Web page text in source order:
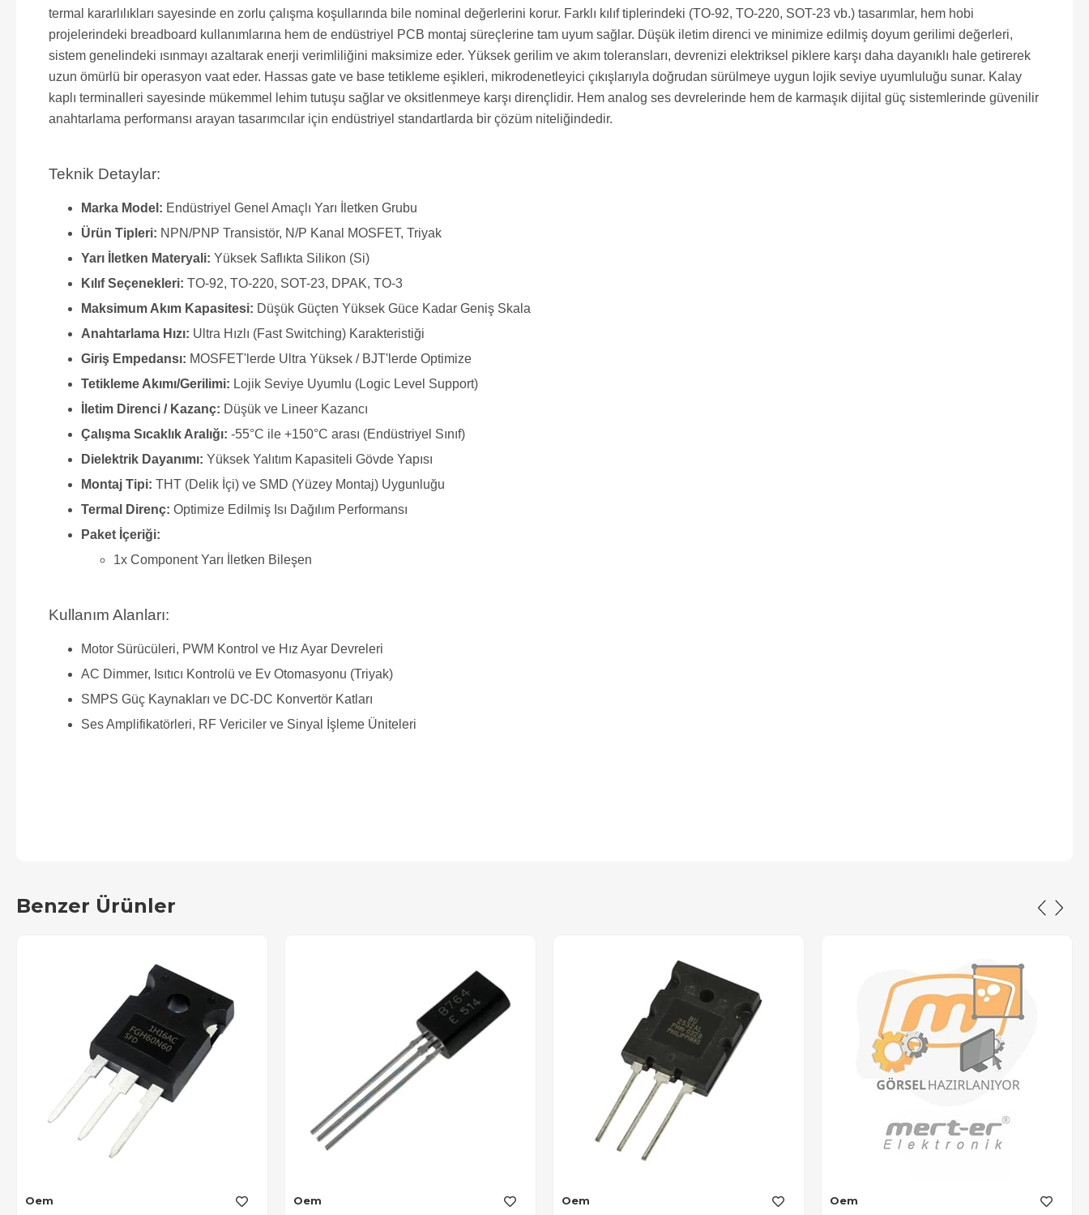
termal kararlılıkları sayesinde en zorlu çalışma koşullarında bile nominal değerlerini korur. Farklı kılıf tiplerindeki (TO-92, TO-220, SOT-23 vb.) tasarımlar, hem hobi
projelerindeki breadboard kullanımlarına hem de endüstriyel PCB montaj süreçlerine tam uyum sağlar. Düşük iletim direnci ve minimize edilmiş doyum gerilimi değerleri,
sistem genelindeki ısınmayı azaltarak enerji verimliliğini maksimize eder. Yüksek gerilim ve akım toleransları, devrenizi elektriksel piklere karşı daha dayanıklı hale getirerek
uzun ömürlü bir operasyon vaat eder. Hassas gate ve base tetikleme eşikleri, mikrodenetleyici çıkışlarıyla doğrudan sürülmeye uygun lojik seviye uyumluluğu sunar. Kalay
kaplı terminalleri sayesinde mükemmel lehim tutuşu sağlar ve oksitlenmeye karşı dirençlidir. Hem analog ses devrelerinde hem de karmaşık dijital güç sistemlerinde güvenilir
anahtarlama performansı arayan tasarımcılar için endüstriyel standartlarda bir çözüm niteliğindedir.
Teknik Detaylar:
Marka Model: Endüstriyel Genel Amaçlı Yarı İletken Grubu
Ürün Tipleri: NPN/PNP Transistör, N/P Kanal MOSFET, Triyak
Yarı İletken Materyali: Yüksek Saflıkta Silikon (Si)
Kılıf Seçenekleri: TO-92, TO-220, SOT-23, DPAK, TO-3
Maksimum Akım Kapasitesi: Düşük Güçten Yüksek Güce Kadar Geniş Skala
Anahtarlama Hızı: Ultra Hızlı (Fast Switching) Karakteristiği
Giriş Empedansı: MOSFET'lerde Ultra Yüksek / BJT'lerde Optimize
Tetikleme Akımı/Gerilimi: Lojik Seviye Uyumlu (Logic Level Support)
İletim Direnci / Kazanç: Düşük ve Lineer Kazancı
Çalışma Sıcaklık Aralığı: -55°C ile +150°C arası (Endüstriyel Sınıf)
Dielektrik Dayanımı: Yüksek Yalıtım Kapasiteli Gövde Yapısı
Montaj Tipi: THT (Delik İçi) ve SMD (Yüzey Montaj) Uygunluğu
Termal Direnç: Optimize Edilmiş Isı Dağılım Performansı
Paket İçeriği:
1x Component Yarı İletken Bileşen
Kullanım Alanları:
Motor Sürücüleri, PWM Kontrol ve Hız Ayar Devreleri
AC Dimmer, Isıtıcı Kontrolü ve Ev Otomasyonu (Triyak)
SMPS Güç Kaynakları ve DC-DC Konvertör Katları
Ses Amplifikatörleri, RF Vericiler ve Sinyal İşleme Üniteleri
Benzer Ürünler
Oem Oem Oem Oem